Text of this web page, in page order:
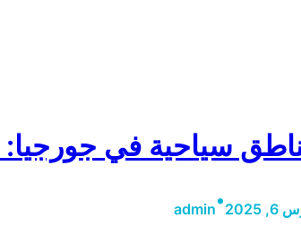
سياحية في جورجيا:
2025
•
admin